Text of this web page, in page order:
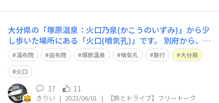
大分県の「塚原温泉：火口乃泉(かこうのいずみ)」から少
し歩いた場所にある「火口(噴気孔)」です。 別府から、国
道500号線経由で湯布院へ向かうルート上にあります。 <
別府市街から上り> ・明礬(みょうばん)温泉：湯の花小屋
があります。 ・十文字原高原：展望所から別府～大分、
別府湾を一
湯布院 由布院 塚原温泉 噴気孔 旅行
大分県
火口
17 11
きりい | 2023/06/01 | 【旅とドライブ】フリートーク